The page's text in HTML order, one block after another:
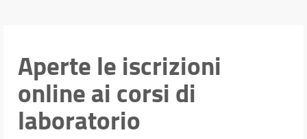
Orario e calendari
Aperte le iscrizioni
online ai corsi di
laboratorio